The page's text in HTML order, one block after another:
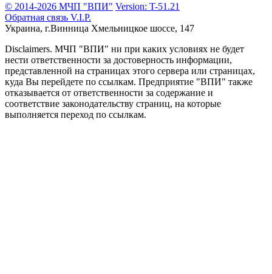
© 2014-2026 МЧП "ВПИ" Version: T-51.21
Обратная связь V.I.P.
Украина, г.Винница Хмельницкое шоссе, 147
Disclaimers. МЧП "ВПИ" ни при каких условиях не будет
нести ответственности за достоверность информации,
представленной на страницах этого сервера или страницах,
куда Вы перейдете по ссылкам. Предприятие "ВПИ" также
отказывается от ответственности за содержание и
соответствие законодательству страниц, на которые
выполняется переход по ссылкам.